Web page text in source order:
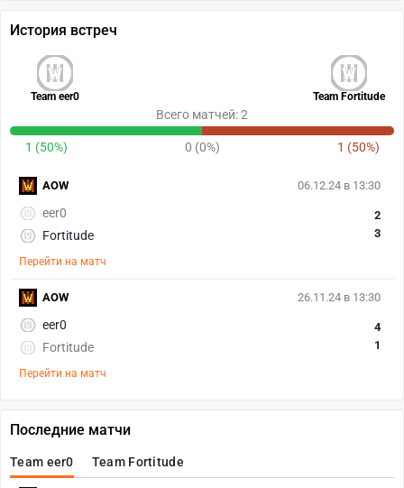
История встреч
Team eer0 Team Fortitude
Всего матчей: 2
1 (50%) 0 (0%) 1 (50%)
06.12.24 в 13:30
eer0
Fortitude
2
3
Перейти на матч
AOW
26.11.24 в 13:30
eer0
Fortitude
4
1
Перейти на матч
AOW
Последние матчи
Team eer0 Team Fortitude